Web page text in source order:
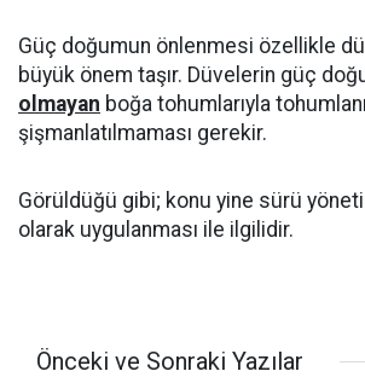
Güç doğumun önlenmesi özellikle
büyük önem taşır. Düvelerin güç
olmayan boğa tohumlarıyla
şişmanlatılmaması gerekir.
Görüldüğü gibi; konu yine sürü
olarak uygulanması ile ilgilidir.
Önceki ve Sonraki Yazılar